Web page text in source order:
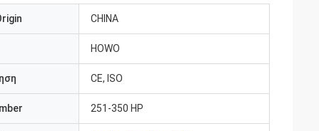
CHINA
HOWO
CE, ISO
251-350 HP